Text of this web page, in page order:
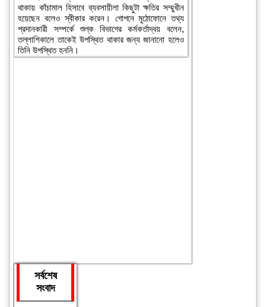
থাকায় কাঁচামাল হিসাবে ব্যবসায়ীলা কিছুটা ক্ষতির সম্মুখীন
হয়েছেন বলেও স্বীকার করেন। গোপনে মুঠোফোনে তথ্য
প্রদানকারী সম্পর্কে শুল্ক বিভাগের কর্মকর্তাদ্বয় বলেন,
তল্লাশিকালে তাকেই উপস্থিত থাকার জন্য জানানো হলেও
তিনি উপস্থিত হননি।
সর্বশেষ
সংবাদ